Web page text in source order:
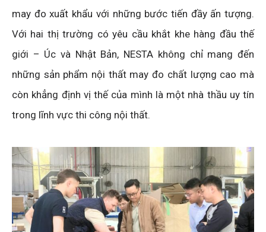
may đo xuất khẩu với những bước tiến đầy ấn tượng.
Với hai thị trường có yêu cầu khắt khe hàng đầu thế
giới – Úc và Nhật Bản, NESTA không chỉ mang đến
những sản phẩm nội thất may đo chất lượng cao mà
còn khẳng định vị thế của mình là một nhà thầu uy tín
trong lĩnh vực thi công nội thất.